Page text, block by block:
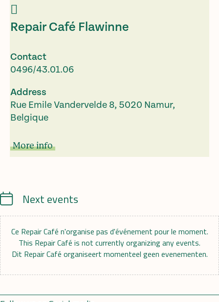
Repair Café Flawinne
Contact
0496/43.01.06
Address
Rue Emile Vandervelde 8, 5020 Namur,
Belgique
More info
CalendrierNext events
Ce Repair Café n'organise pas d'événement pour le moment.
This Repair Café is not currently organizing any events.
Dit Repair Café organiseert momenteel geen evenementen.